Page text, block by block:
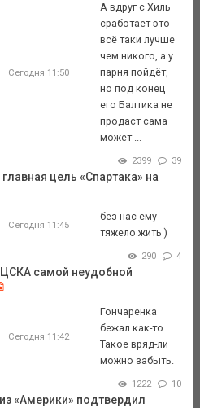
Сегодня 11:50
А вдруг с Хиль
сработает это
всё таки лучше
чем никого, а у
парня пойдёт,
но под конец
его Балтика не
продаст сама
может ...
2399 39
цель «Спартака» на
Сегодня 11:45
без нас ему
тяжело жить )
290 4
самой неудобной
Сегодня 11:42
Гончаренка
бежал как-то.
Такое вряд-ли
можно забыть.
1222 10
«Америки» подтвердил